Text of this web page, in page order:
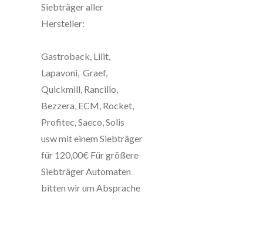
Siebträger aller
Hersteller:
Gastroback, Lilit,
Lapavoni, Graef,
Quickmill, Rancilio,
Bezzera, ECM, Rocket,
Profitec, Saeco, Solis
uswmit einem Siebträger
für 120,00€ Für größere
Siebträger Automaten
bitten wir um Absprache